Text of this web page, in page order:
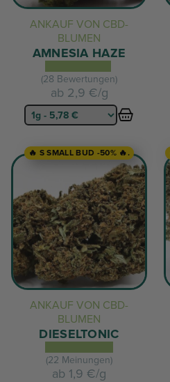
ANKAUF VON CBD-
BLUMEN
AMNESIA HAZE
(28 Bewertungen)
ab 2,9 €/g
🔥 S SMALL BUD -50% 🔥.
ANKAUF VON CBD-
BLUMEN
DIESELTONIC
(22 Meinungen)
ab 1,9 €/g